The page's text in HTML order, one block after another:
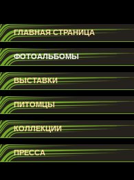
ГЛАВНАЯ СТРАНИЦА
ФОТОАЛЬБОМЫ
ВЫСТАВКИ
ПИТОМЦЫ
КОЛЛЕКЦИИ
ПРЕССА